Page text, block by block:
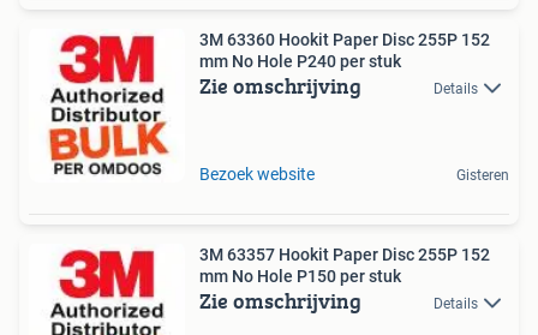
3M 63360 Hookit Paper Disc 255P 152
mm No Hole P240 per stuk
Zie omschrijving Details
Bezoek website Gisteren
3M 63357 Hookit Paper Disc 255P 152
mm No Hole P150 per stuk
Zie omschrijving Details